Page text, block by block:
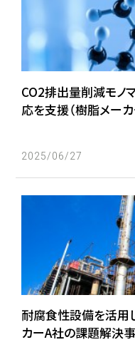
製品開発ストーリー
製品紹介
製品一覧
コラム
イハラニッケイのこれから
社員インタビュー
イハラニッケイで働く魅力
海外ストーリー
CO2排出量削減モノ
応を支援（樹脂メー
2025/06/27
耐腐食性設備を活用
カーA社の課題解決事